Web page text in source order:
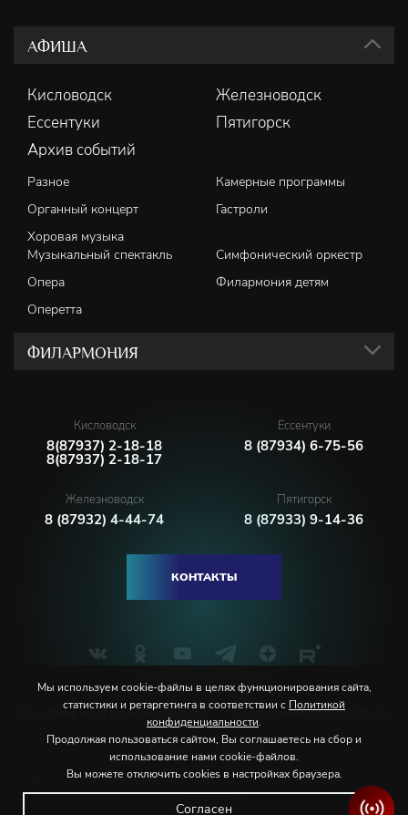
АФИША
Кисловодск
Железноводск
Ессентуки
Пятигорск
Архив событий
Разное
Камерные программы
Органный концерт
Гастроли
Хоровая музыка
Музыкальный спектакль
Симфонический оркестр
Опера
Филармония детям
Оперетта
ФИЛАРМОНИЯ
Кисловодск
8(87937) 2-18-18
8(87937) 2-18-17
Ессентуки
8 (87934) 6-75-56
Железноводск
8 (87932) 4-44-74
Пятигорск
8 (87933) 9-14-36
КОНТАКТЫ
Политика конфиденциальности Соглашение пользователя
© 2026 Северо-Кавказская государственная филармония
им. В.И. Сафонова
Мы используем cookie-файлы в целях функционирования сайта,
статистики и ретаргетинга в соответствии с Политикой
конфиденциальности.
Продолжая пользоваться сайтом, Вы соглашаетесь на сбор и
использование нами cookie-файлов.
Вы можете отключить cookies в настройках браузера.
Согласен